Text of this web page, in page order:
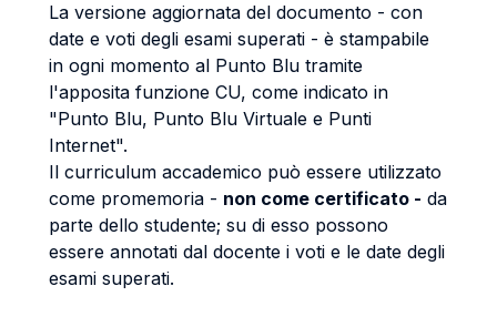
La versione aggiornata del documento - con
date e voti degli esami superati - è stampabile
in ogni momento al Punto Blu tramite
l'apposita funzione CU, come indicato in
"Punto Blu, Punto Blu Virtuale e Punti
Internet".
Il curriculum accademico può essere utilizzato
come promemoria - non come certificato - da
parte dello studente; su di esso possono
essere annotati dal docente i voti e le date degli
esami superati.